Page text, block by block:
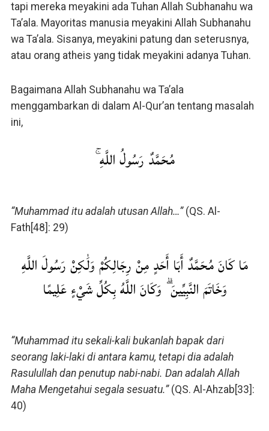
tapi mereka meyakini ada Tuhan Allah Subhanahu wa
Ta’ala. Mayoritas manusia meyakini Allah Subhanahu
wa Ta’ala. Sisanya, meyakini patung dan seterusnya,
atau orang atheis yang tidak meyakini adanya Tuhan.
Bagaimana Allah Subhanahu wa Ta’ala
menggambarkan di dalam Al-Qur’an tentang masalah
ini,
مُحَمَّدٌ رَسُولُ اللَّهِ ۚ
“Muhammad itu adalah utusan Allah…” (QS. Al-
Fath[48]: 29)
مَا كَانَ مُحَمَّدٌ أَبَا أَحَدٍ مِنْ رِجَالِكُمْ وَلَٰكِنْ رَسُولَ اللَّهِ
وَخَاتَمَ النَّبِيِّينَ ۗ وَكَانَ اللَّهُ بِكُلِّ شَيْءٍ عَلِيمًا
“Muhammad itu sekali-kali bukanlah bapak dari
seorang laki-laki di antara kamu, tetapi dia adalah
Rasulullah dan penutup nabi-nabi. Dan adalah Allah
Maha Mengetahui segala sesuatu.”(QS. Al-Ahzab[33]:
40)